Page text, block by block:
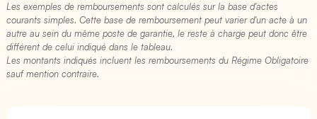
Les exemples de remboursements sont calculés sur la base d'actes
courants simples. Cette base de remboursement peut varier d'un acte à un
autre au sein du même poste de garantie, le reste à charge peut donc être
différent de celui indiqué dans le tableau.
Les montants indiqués incluent les remboursements du Régime Obligatoire
sauf mention contraire.